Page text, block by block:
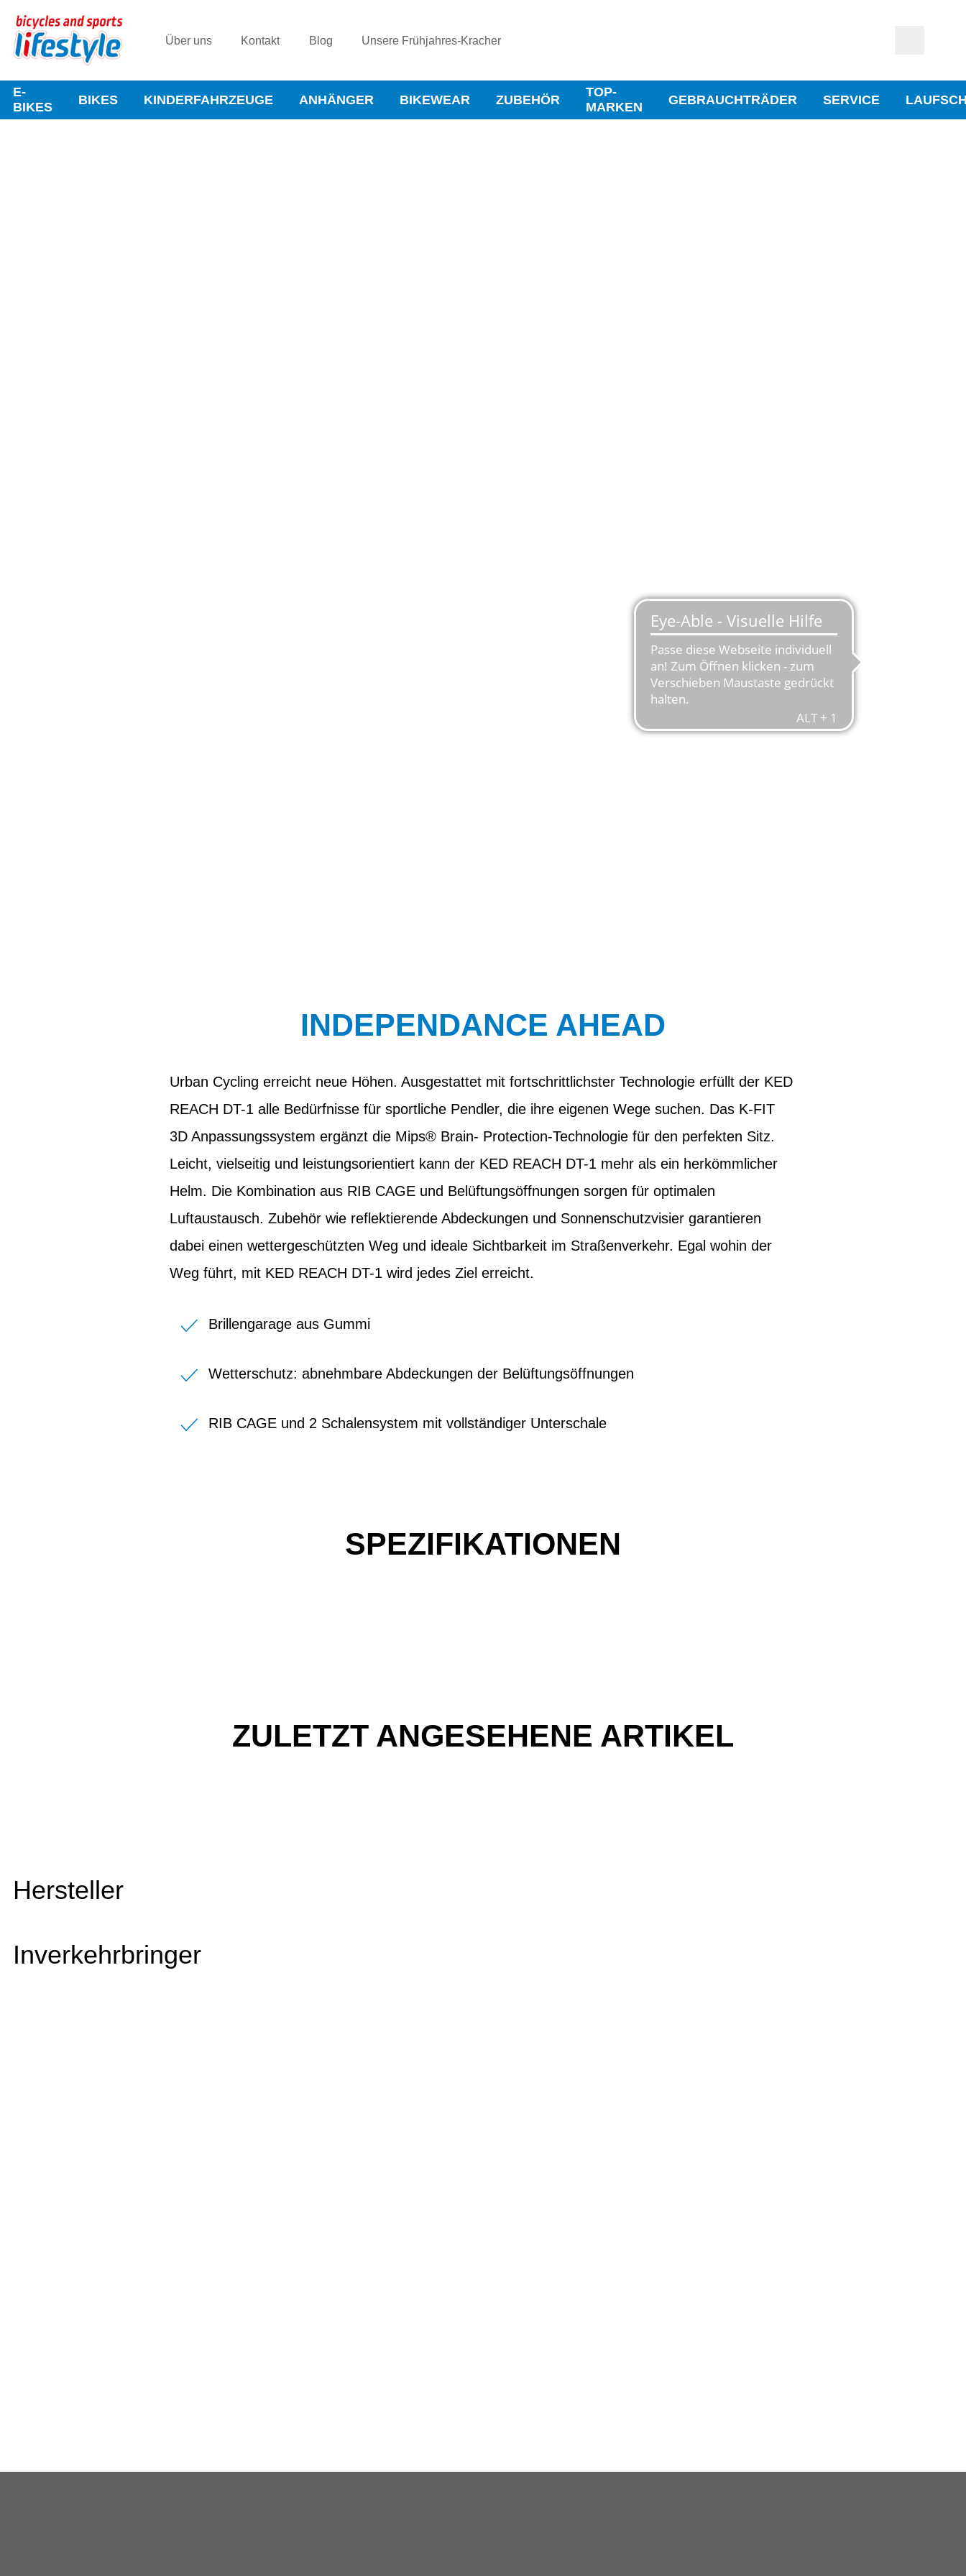
Über uns Kontakt Blog Unsere Frühjahres-Kracher
E-
BIKES
BIKES KINDERFAHRZEUGE ANHÄNGER BIKEWEAR ZUBEHÖR
TOP-
MARKEN
GEBRAUCHTRÄDER SERVICE
INDEPENDANCE AHEAD
Urban Cycling erreicht neue Höhen. Ausgestattet mit fortschrittlichster Technologie erfüllt der KED
REACH DT-1 alle Bedürfnisse für sportliche Pendler, die ihre eigenen Wege suchen. Das K-FIT
3D Anpassungssystem ergänzt die Mips® Brain- Protection-Technologie für den perfekten Sitz.
Leicht, vielseitig und leistungsorientiert kann der KED REACH DT-1 mehr als ein herkömmlicher
Helm. Die Kombination aus RIB CAGE und Belüftungsöffnungen sorgen für optimalen
Luftaustausch. Zubehör wie reflektierende Abdeckungen und Sonnenschutzvisier garantieren
dabei einen wettergeschützten Weg und ideale Sichtbarkeit im Straßenverkehr. Egal wohin der
Weg führt, mit KED REACH DT-1 wird jedes Ziel erreicht.
Brillengarage aus Gummi
Wetterschutz: abnehmbare Abdeckungen der Belüftungsöffnungen
RIB CAGE und 2 Schalensystem mit vollständiger Unterschale
SPEZIFIKATIONEN
ZULETZT ANGESEHENE ARTIKEL
Hersteller
Inverkehrbringer